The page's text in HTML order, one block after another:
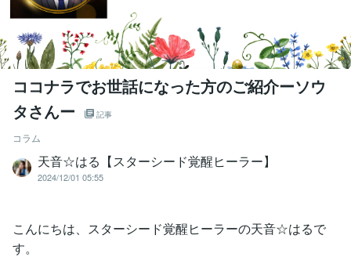
ココナラでお世話になった方のご紹介ーソウ
タさんー
記事
コラム
天音☆はる【スターシード覚醒ヒーラー】
2024/12/01 05:55
こんにちは、スターシード覚醒ヒーラーの天音☆はるで
す。